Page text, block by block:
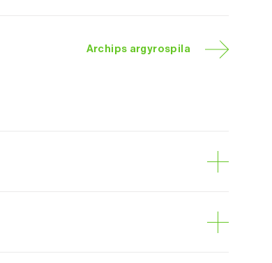
Archips argyrospila